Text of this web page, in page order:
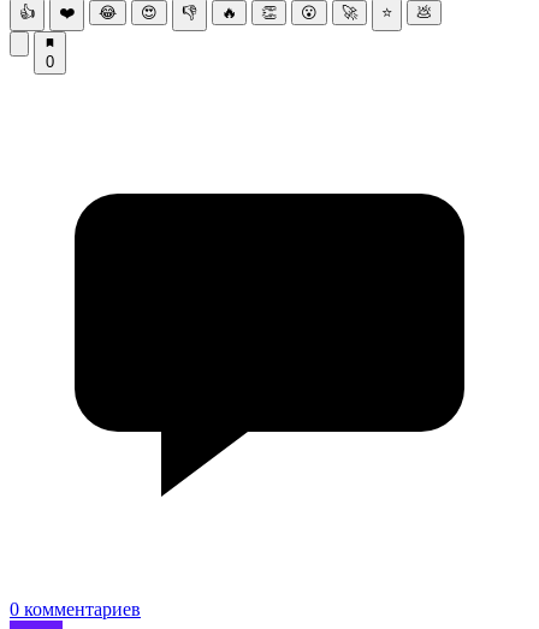
👍 ❤️ 😂 😍 👎 🔥 👏 😮 🚀 ⭐ 💩
0
0 комментариев